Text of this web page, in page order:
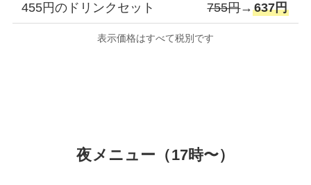
455円のドリンクセット 755円→637円
表示価格はすべて税別です
夜メニュー（17時〜）